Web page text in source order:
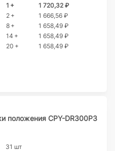
1 +
1 720,32 ₽
2 +
1 666,56 ₽
8 +
1 658,49 ₽
14 +
1 658,49 ₽
20 +
1 658,49 ₽
положения CPY-DR300P3
31 шт